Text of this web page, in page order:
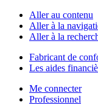
Aller au contenu
Aller à la
Aller à la
Fabricant de
Les aides
Me connecter
Professionnel